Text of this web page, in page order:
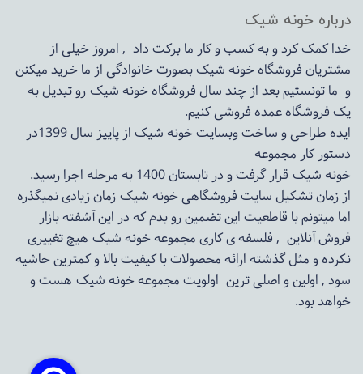
درباره خونه شیک
خدا کمک کرد و به کسب و کار ما برکت داد , امروز خیلی از
مشتریان فروشگاه خونه شیک بصورت خانوادگی از ما خرید میکنن
و ما تونستیم بعد از چند سال فروشگاهخونه شیکرو تبدیل به
یک فروشگاه عمده فروشی کنیم.
ایده طراحی و ساخت وبسایت خونه شیک از پاییز سال 1399در
دستور کار مجموعه
خونه شیک قرار گرفت و در تابستان 1400 به مرحله اجرا رسید.
از زمان تشکیل سایت فروشگاهیخونه شیکزمان زیادی نمیگذره
اما میتونم با قاطعیت این تضمین رو بدم که در این آشفته بازار
فروش آنلاین , فلسفه ی کاری مجموعهخونه شیک هیچ تغییری
نکرده و مثل گذشته ارائه محصولات با کیفیت بالا و کمترین حاشیه
سود , اولین و اصلی ترین اولویت مجموعهخونه شیک هست و
خواهد بود.